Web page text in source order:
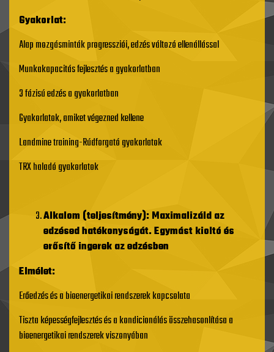
Gyakorlat:
Alap mozgásminták progressziói, edzés változó ellenállással
Munkakapacitás fejlesztés a gyakorlatban
3 fázisú edzés a gyakorlatban
Gyakorlatok, amiket végezned kellene
Landmine training-Rúdforgató gyakorlatok
TRX haladó gyakorlatok
Alkalom (teljesítmény): Maximalizáld az
edzésed hatékonyságát. Egymást kioltó és
erősítőingerek az edzésben
Elmélet:
Erőedzés és a bioenergetikai rendszerek kapcsolata
Tiszta képességfejlesztés és a kondicionálás összehasonlítása a
bioenergetikai rendszerek viszonyában